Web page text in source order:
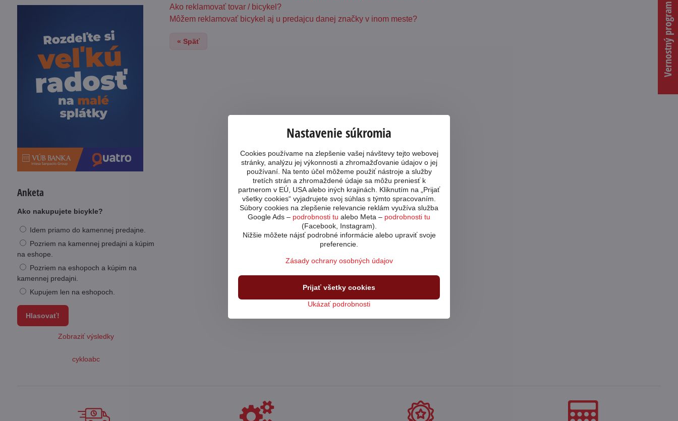
Ako reklamovať tovar / bicykel?
Môžem reklamovať bicykel aj u predajcu danej značky v inom meste?
« Späť
Anketa
Ako nakupujete bicykle?
Idem priamo do kamennej predajne.
Pozriem na kamennej predajni a kúpim
na eshope.
Pozriem na eshopoch a kúpim na
kamennej predajni.
Kupujem len na eshopoch.
Hlasovať!
Zobraziť výsledky
cykloabc
Vernostný program
Nastavenie súkromia
Cookies používame na zlepšenie vašej návštevy tejto webovej
stránky, analýzu jej výkonnosti a zhromažďovanie údajov o jej
používaní. Na tento účel môžeme použiť nástroje a služby
tretích strán a zhromaždené údaje sa môžu preniesť k
partnerom v EÚ, USA alebo iných krajinách. Kliknutím na „Prijať
všetky cookies“ vyjadrujete svoj súhlas s týmto spracovaním.
Súbory cookies na zlepšenie relevancie reklám využíva služba
Google Ads – podrobnosti tu alebo Meta – podrobnosti tu
(Facebook, Instagram).
Nižšie môžete nájsť podrobné informácie alebo upraviť svoje
preferencie.
Zásady ochrany osobných údajov
Ukázať podrobnosti
Prijať všetky cookies